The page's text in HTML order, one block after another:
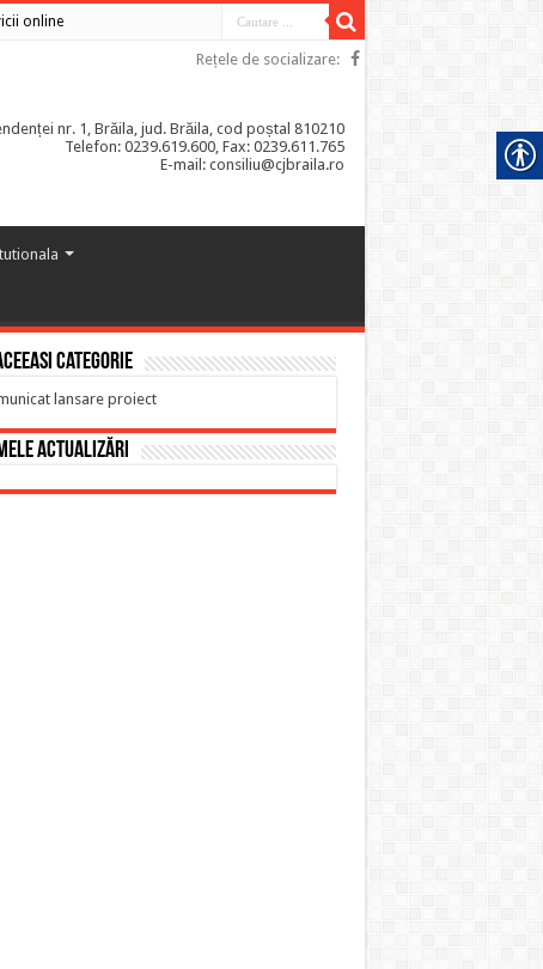
online
Rețele de socializare:
nr. 1, Brăila, jud. Brăila, cod poștal 810210
Telefon: 0239.619.600, Fax: 0239.611.765
E-mail: consiliu@cjbraila.ro
categorie
lansare proiect
actualizări